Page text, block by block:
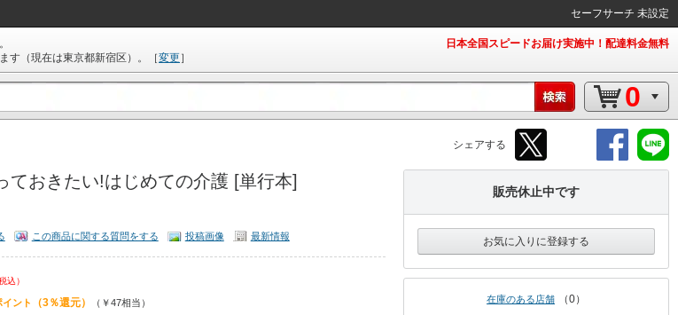
セーフサーチ 未設定
。
す（現在は東京都新宿区 ）。 ［変更］
日本全国スピードお届け実施中！配達料金無料
0
シェアする
ておきたい!はじめての介護 [単行本]
この商品に関する質問をする 投稿画像 最新情報
込）
ント （3％還元） （￥47相当）
販売休止中です
お気に入りに登録する
在庫のある店舗 0